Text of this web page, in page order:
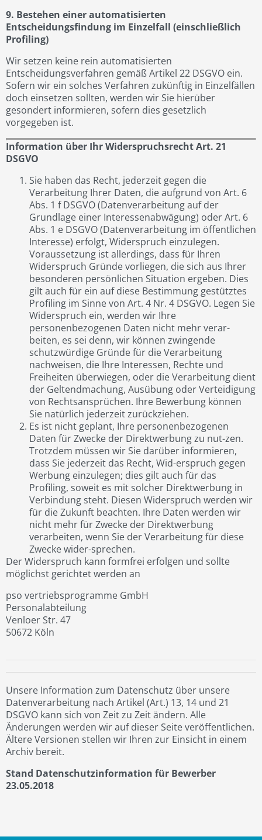
9. Bestehen einer automatisierten
Entscheidungsfindung im Einzelfall (einschließlich
Profiling)
Wir setzen keine rein automatisierten
Entscheidungsverfahren gemäß Artikel 22 DSGVO ein.
Sofern wir ein solches Verfahren zukünftig in Einzelfällen
doch einsetzen sollten, werden wir Sie hierüber
gesondert informieren, sofern dies gesetzlich
vorgegeben ist.
Information über Ihr Widerspruchsrecht Art. 21
DSGVO
Sie haben das Recht, jederzeit gegen die
Verarbeitung Ihrer Daten, die aufgrund von Art. 6
Abs. 1 f DSGVO (Datenverarbeitung auf der
Grundlage einer Interessenabwägung) oder Art. 6
Abs. 1 e DSGVO (Datenverarbeitung im öffentlichen
Interesse) erfolgt, Widerspruch einzulegen.
Voraussetzung ist allerdings, dass für Ihren
Widerspruch Gründe vorliegen, die sich aus Ihrer
besonderen persönlichen Situation ergeben. Dies
gilt auch für ein auf diese Bestimmung gestütztes
Profiling im Sinne von Art. 4 Nr. 4 DSGVO. Legen Sie
Widerspruch ein, werden wir Ihre
personenbezogenen Daten nicht mehr verar-
beiten, es sei denn, wir können zwingende
schutzwürdige Gründe für die Verarbeitung
nachweisen, die Ihre Interessen, Rechte und
Freiheiten überwiegen, oder die Verarbeitung dient
der Geltendmachung, Ausübung oder Verteidigung
von Rechtsansprüchen. Ihre Bewerbung können
Sie natürlich jederzeit zurückziehen.
Es ist nicht geplant, Ihre personenbezogenen
Daten für Zwecke der Direktwerbung zu nut-zen.
Trotzdem müssen wir Sie darüber informieren,
dass Sie jederzeit das Recht, Wid-erspruch gegen
Werbung einzulegen; dies gilt auch für das
Profiling, soweit es mit solcher Direktwerbung in
Verbindung steht. Diesen Widerspruch werden wir
für die Zukunft beachten. Ihre Daten werden wir
nicht mehr für Zwecke der Direktwerbung
verarbeiten, wenn Sie der Verarbeitung für diese
Zwecke wider-sprechen.
Der Widerspruch kann formfrei erfolgen und sollte
möglichst gerichtet werden an
pso vertriebsprogramme GmbH
Personalabteilung
Venloer Str. 47
50672 Köln
Unsere Information zum Datenschutz über unsere
Datenverarbeitung nach Artikel (Art.) 13, 14 und 21
DSGVO kann sich von Zeit zu Zeit ändern. Alle
Änderungen werden wir auf dieser Seite veröffentlichen.
Ältere Versionen stellen wir Ihren zur Einsicht in einem
Archiv bereit.
Stand Datenschutzinformation für Bewerber
23.05.2018